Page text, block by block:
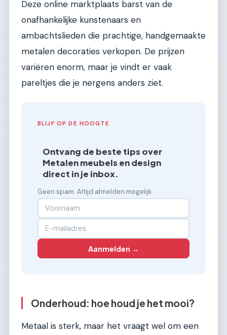
Deze online marktplaats barst van de
onafhankelijke kunstenaars en
ambachtslieden die prachtige, handgemaakte
metalen decoraties verkopen. De prijzen
variëren enorm, maar je vindt er vaak
pareltjes die je nergens anders ziet.
BLIJF OP DE HOOGTE
Ontvang de beste tips over
Metalen meubels en design
direct in je inbox.
Geen spam. Altijd afmelden mogelijk.
Aanmelden →
Onderhoud: hoe houd je het mooi?
Metaal is sterk, maar het vraagt wel om een